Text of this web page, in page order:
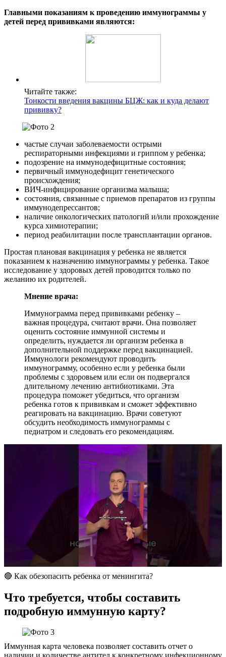
Главными показаниям к проведению иммунограммы у
детей перед прививками являются:
Читайте также:
Тонкости введения вакцины БЦЖ: как и куда делают
прививку?
частые случаи заболеваемости острыми
респираторными инфекциями и гриппом у ребенка;
подозрение на иммунодефицитные состояния;
первичный иммунодефицит генетического
происхождения;
ВИЧ-инфицирование организма малыша;
состояния, связанные с приемов препаратов из группы
иммунодепрессантов;
наличие онкологических патологий и/или прохождение
курса химиотерапии;
период реабилитации после трансплантации органов.
Простая плановая вакцинация у ребенка не является
показанием к назначению иммунограммы у ребенка. Такое
исследование у здоровых детей проводится только по
желанию их родителей.
Мнение врача:
Иммунограмма перед прививками ребенку –
важная процедура, считают врачи. Она позволяет
оценить состояние иммунной системы и
определить, нуждается ли организм ребенка в
дополнительной поддержке перед вакцинацией.
Иммунологи рекомендуют проводить
иммунограмму, особенно если у ребенка были
проблемы с здоровьем или если он подвергался
длительному лечению антибиотиками. Эта
процедура поможет убедиться, что организм
ребенка готов к прививкам и сможет эффективно
реагировать на вакцинацию. Врачи советуют
обсудить необходимость иммунограммы с
педиатром и следовать его рекомендациям.
🔴 Как обезопасить ребенка от менингита?
Что требуется, чтобы составить
подробную иммунную карту?
Иммунная карта человека позволяет составить отчет о